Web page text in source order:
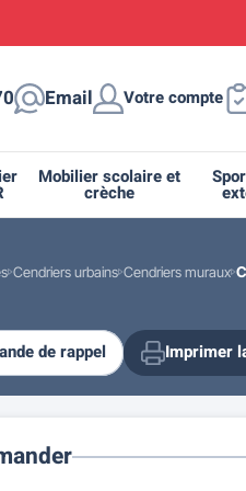
Email Votre compte
Miroir
Mobilier scolaire et
crèche
Casiers et
Cendriers urbains Cendriers muraux
de rappel Imprimer